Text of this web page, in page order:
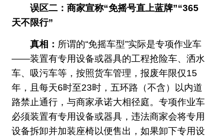
误区二：商家宣称“免摇号直上蓝牌”“365
天不限行”
真相： 所谓的“免摇车型”实际是专项作业车
——装置有专用设备或器具的工程抢险车、洒水
车、吸污车等，按照货车管理，报废年限仅15
年，且每天6时至23时，五环路（不含）以内道
路禁止通行，与商家承诺大相径庭。专项作业车
必须装置有专用设备或器具，违法商家会将专用
设备拆卸并加装座椅以便售出，如果卸下专用设